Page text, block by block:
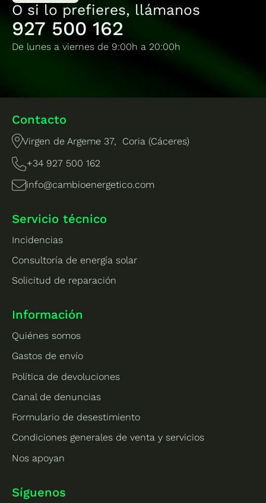
O si lo prefieres, llámanos
927 500 162
De lunes a viernes de 9:00h a 20:00h
Contacto
Virgen de Argeme 37, Coria (Cáceres)
+34 927 500 162
info@cambioenergetico.com
Servicio técnico
Incidencias
Consultoría de energía solar
Solicitud de reparación
Información
Quiénes somos
Gastos de envío
Política de devoluciones
Canal de denuncias
Formulario de desestimiento
Condiciones generales de venta y servicios
Nos apoyan
Síguenos